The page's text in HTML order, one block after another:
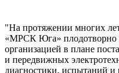
"На протяжении многих
«МРСК Юга» плодотворно
организацией в плане
и передвижных
диагностики, испытаний и